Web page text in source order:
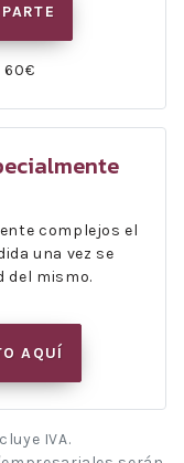
60€
complejos el
una vez se
del mismo.
AQUÍ
IVA.